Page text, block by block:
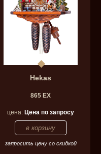
Hekas
865 EX
цена:Цена по запросу
запросить цену со скидкой